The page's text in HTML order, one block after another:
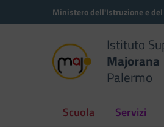
Vai ai contenuti
Vai al menu di navigazione
Ministero dell'Istruzione e
Istituto
Majorana
Palermo
Scuola Servizi